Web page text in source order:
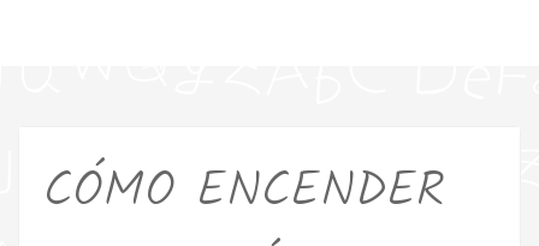
CÓMO ENCENDER